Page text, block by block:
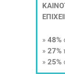
» 48%
» 27%
» 25%